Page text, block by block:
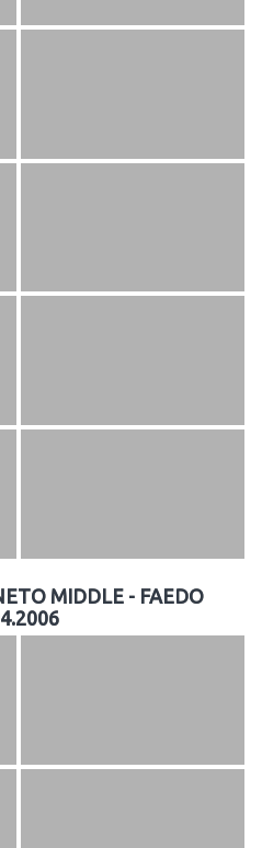
MIDDLE - FAEDO